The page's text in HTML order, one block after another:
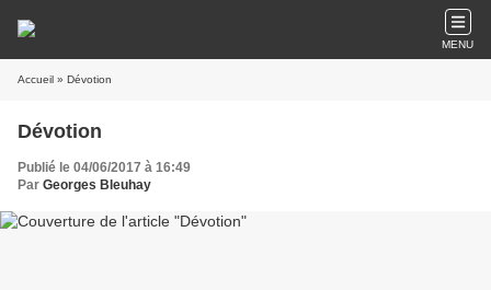
MENU
Accueil » Dévotion
Dévotion
Publié le 04/06/2017 à 16:49
Par Georges Bleuhay